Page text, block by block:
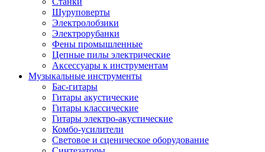
Шуруповерты
Электролобзики
Электрорубанки
Фены промышленные
Цепные пилы электрические
Аксессуары к инструментам
Музыкальные инструменты
Бас-гитары
Гитары акустические
Гитары классические
Гитары электро-акустические
Комбо-усилители
Световое и сценическое оборудование